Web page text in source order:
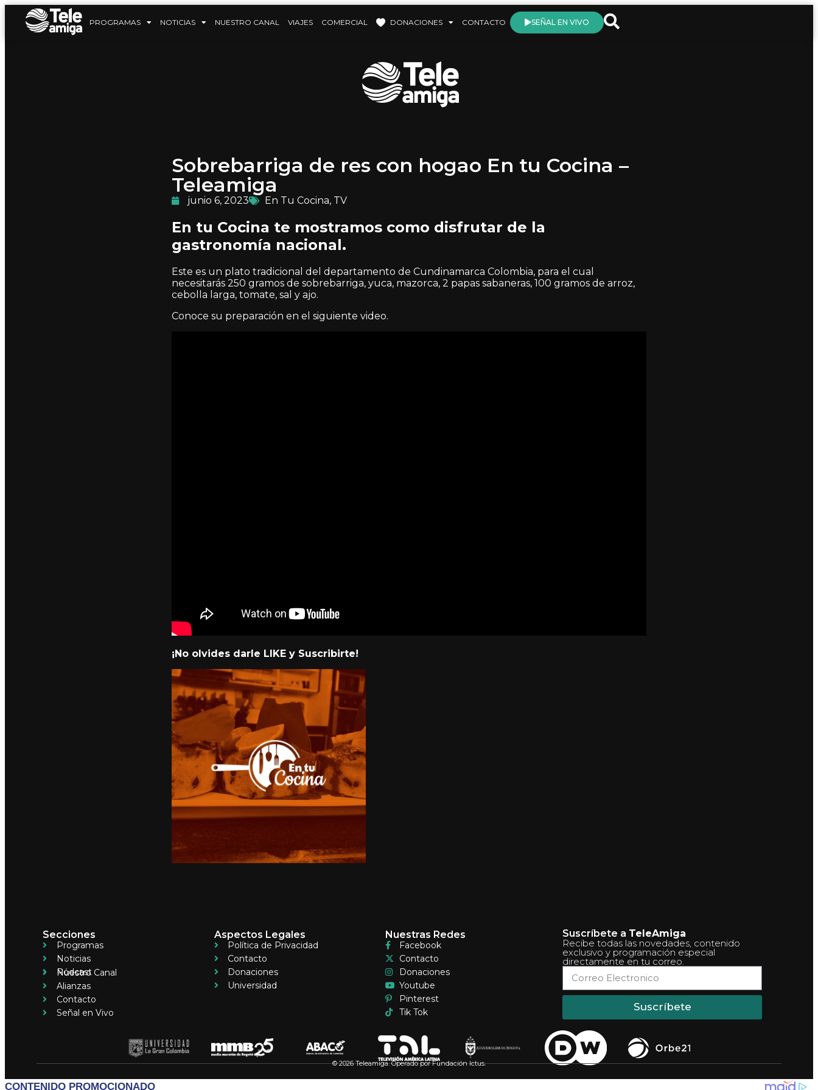
PROGRAMAS NOTICIAS NUESTRO CANAL VIAJES COMERCIAL DONACIONES CONTACTO SEÑAL EN VIVO
Sobrebarriga de res con hogao En tu Cocina –
Teleamiga
junio 6, 2023 En Tu Cocina, TV
En tu Cocina te mostramos como disfrutar de la
gastronomía nacional.
Este es un plato tradicional del departamento de Cundinamarca Colombia, para el cual
necesitarás 250 gramos de sobrebarriga, yuca, mazorca, 2 papas sabaneras, 100 gramos de arroz,
cebolla larga, tomate, sal y ajo.
Conoce su preparación en el siguiente video.
¡No olvides darle LIKE y Suscribirte!
Secciones
Programas
Noticias
Pódcast
Nuestro Canal
Alianzas
Contacto
Señal en Vivo
Aspectos Legales
Política de Privacidad
Contacto
Donaciones
Universidad
Nuestras Redes
Facebook
Contacto
Donaciones
Youtube
Pinterest
Tik Tok
Suscríbete a TeleAmiga
Recibe todas las novedades, contenido
exclusivo y programación especial
directamente en tu correo.
Suscríbete
© 2026 Teleamiga. Operado por Fundación Ictus.